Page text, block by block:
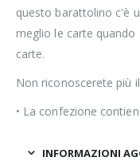
questo barattolino c'è
meglio le carte
carte.
Non riconoscerete più
• La confezione
INFORMAZIONI